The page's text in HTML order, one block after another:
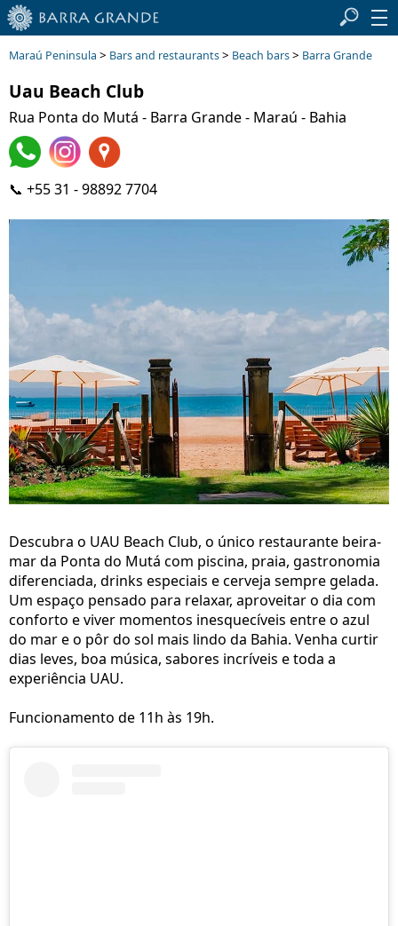
Maraú Peninsula > Bars and restaurants> Beach bars> Barra Grande
Uau Beach Club
Rua Ponta do Mutá - Barra Grande - Maraú - Bahia
📞 +55 31 - 98892 7704
Descubra o UAU Beach Club, o único restaurante beira-
mar da Ponta do Mutá com piscina, praia, gastronomia
diferenciada, drinks especiais e cerveja sempre gelada.
Um espaço pensado para relaxar, aproveitar o dia com
conforto e viver momentos inesquecíveis entre o azul
do mar e o pôr do sol mais lindo da Bahia. Venha curtir
dias leves, boa música, sabores incríveis e toda a
experiência UAU.
Funcionamento de 11h às 19h.